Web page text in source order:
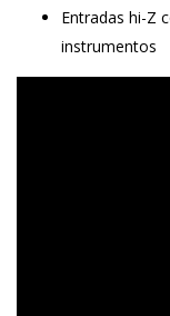
Entradas hi-Z
instrumentos